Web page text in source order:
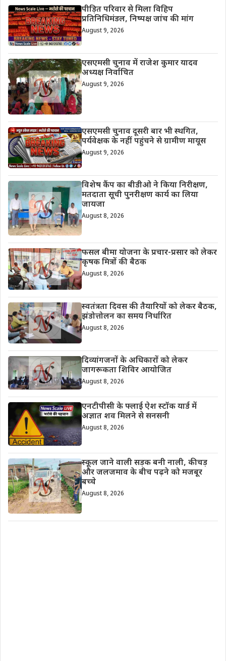
पीड़ित परिवार से मिला विहिप
प्रतिनिधिमंडल, निष्पक्ष जांच की मांग
August 9, 2026
एसएमसी चुनाव में राजेश कुमार यादव
अध्यक्ष निर्वाचित
August 9, 2026
एसएमसी चुनाव दूसरी बार भी स्थगित,
पर्यवेक्षक के नहीं पहुंचने से ग्रामीण मायूस
August 9, 2026
विशेष कैंप का बीडीओ ने किया निरीक्षण,
मतदाता सूची पुनरीक्षण कार्य का लिया
जायजा
August 8, 2026
फसल बीमा योजना के प्रचार-प्रसार को लेकर
कृषक मित्रों की बैठक
August 8, 2026
स्वतंत्रता दिवस की तैयारियों को लेकर बैठक,
झंडोत्तोलन का समय निर्धारित
August 8, 2026
दिव्यांगजनों के अधिकारों को लेकर
जागरूकता शिविर आयोजित
August 8, 2026
एनटीपीसी के फ्लाई ऐश स्टॉक यार्ड में
अज्ञात शव मिलने से सनसनी
August 8, 2026
स्कूल जाने वाली सड़क बनी नाली, कीचड़
और जलजमाव के बीच पढ़ने को मजबूर
बच्चे
August 8, 2026